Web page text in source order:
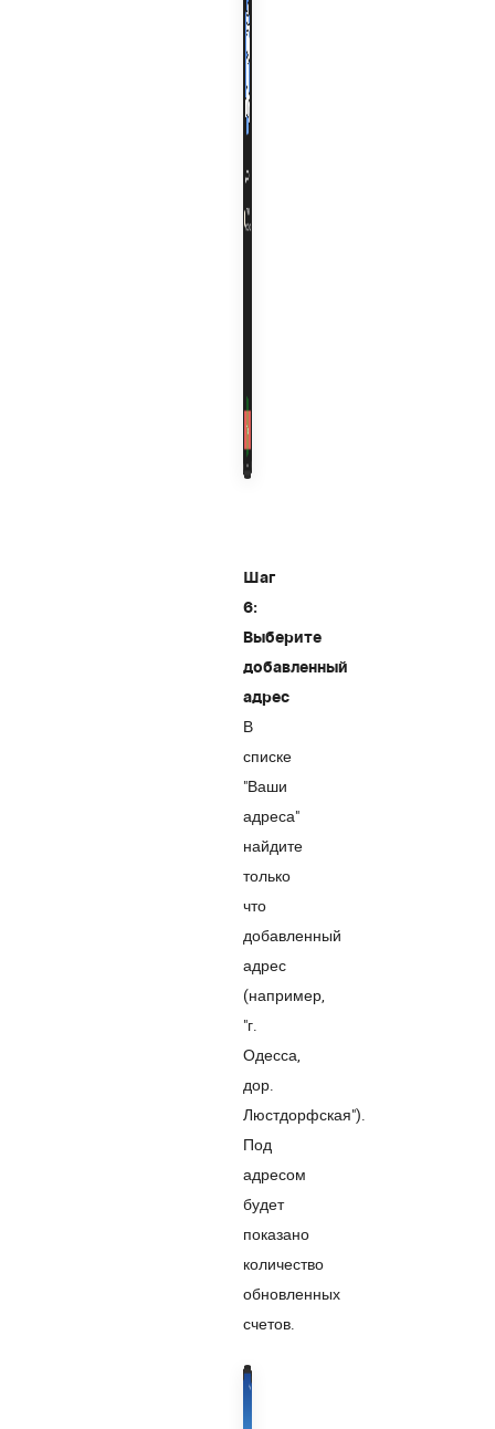
Шаг
6:
Выберите
добавленный
адрес
В
списке
"Ваши
адреса"
найдите
только
что
добавленный
адрес
(например,
"г.
Одесса,
дор.
Люстдорфская").
Под
адресом
будет
показано
количество
обновленных
счетов.